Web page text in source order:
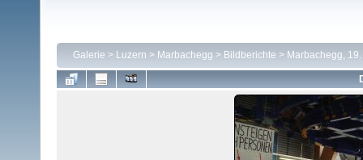
Galerie > Luzern > Marbachegg > Bildberichte > Marbachegg,